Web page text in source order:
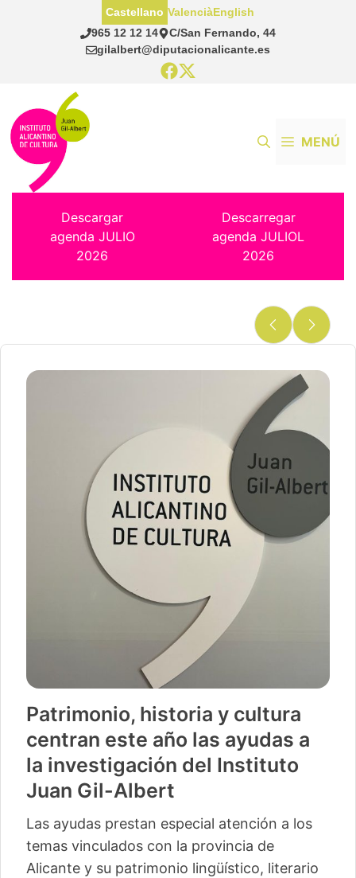
965 12 12 14
C/San Fernando, 44
gilalbert@diputacionalicante.es
Castellano ValenciàEnglish
MENÚ
Descargar
agenda JULIO
2026
Descarregar
agenda JULIOL
2026
Patrimonio, historia y cultura
centran este año las ayudas a
la investigación del Instituto
Juan Gil-Albert
Las ayudas prestan especial atención a los
temas vinculados con la provincia de
Alicante y su patrimonio lingüístico, literario